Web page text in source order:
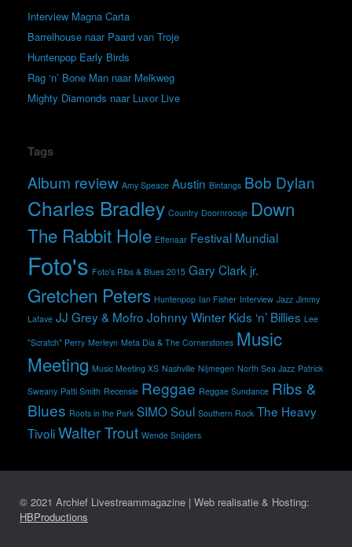
Interview Magna Carta
Barrelhouse naar Paard van Troje
Huntenpop Early Birds
Rag ‘n’ Bone Man naar Melkweg
Mighty Diamonds naar Luxor Live
Tags
Album review Amy Speace Austin Bintangs Bob Dylan
Charles Bradley Country Doornroosje Down
The Rabbit Hole Effenaar Festival Mundial
Foto's Foto's Ribs & Blues 2015 Gary Clark jr.
Gretchen Peters Huntenpop Ian Fisher Interview Jazz Jimmy
Lafave JJ Grey & Mofro Johnny Winter Kids ‘n’ Billies Lee
"Scratch" Perry Merleyn Meta Dia & The Cornerstones Music
Meeting Music Meeting XS Nashville Nijmegen North Sea Jazz Patrick
Sweany Patti Smith Recensie Reggae Reggae Sundance Ribs &
Blues Roots in the Park SIMOSoul Southern Rock The Heavy
TivoliWalter Trout Wende Snijders
© 2021 Archief Livestreammagazine | Web realisatie & Hosting:
HBProductions